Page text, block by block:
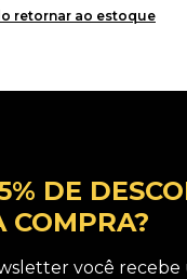
retornar ao estoque
DE
COMPRA?
você recebe